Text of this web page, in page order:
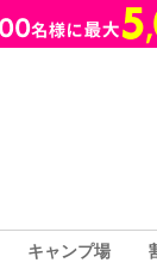
キャンプ場